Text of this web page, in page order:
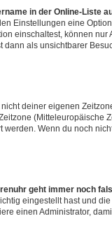
in der Online-Liste
Einstellungen eine
einschaltest, können
dann als unsichtbarer
deiner eigenen
(Mitteleuropäische
Wenn du noch
geht immer noch
eingestellt hast und
einen Administrator,